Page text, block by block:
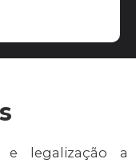
e legalização a